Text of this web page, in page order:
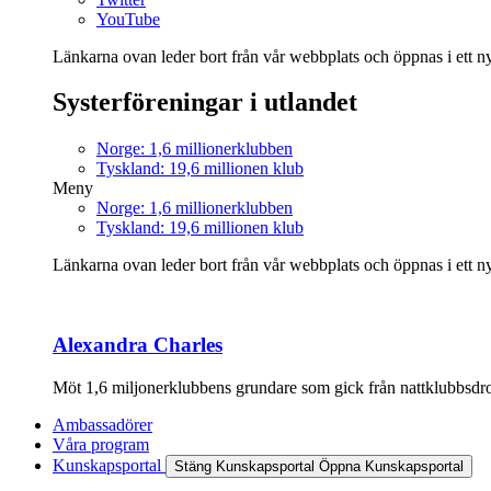
YouTube
Länkarna ovan leder bort från vår webbplats och öppnas i ett
Systerföreningar i utlandet
Norge: 1,6 millionerklubben
Tyskland: 19,6 millionen klub
Meny
Norge: 1,6 millionerklubben
Tyskland: 19,6 millionen klub
Länkarna ovan leder bort från vår webbplats och öppnas i ett
Alexandra Charles
Möt 1,6 miljonerklubbens grundare som gick från
Ambassadörer
Våra program
Kunskapsportal
Stäng Kunskapsportal Öppna Kunskapsportal